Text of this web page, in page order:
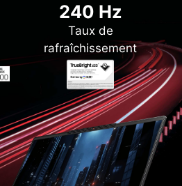
240 Hz
Taux de
rafraîchissement